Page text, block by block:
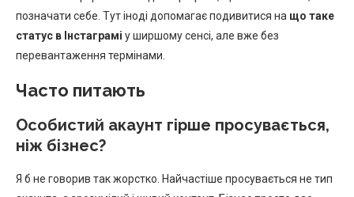
позначати себе. Тут іноді допомагає подивитися на що таке
статус в Інстаграмі у ширшому сенсі, але вже без
перевантаження термінами.
Часто питають
Особистий акаунт гірше просувається,
ніж бізнес?
Я б не говорив так жорстко. Найчастіше просувається не тип